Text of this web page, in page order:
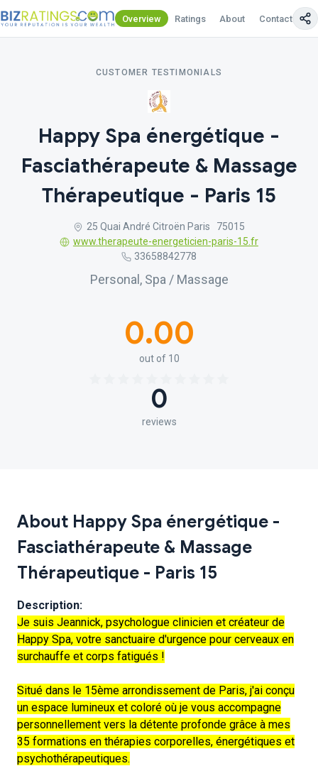
Overview Ratings About Contact Us
CUSTOMER TESTIMONIALS
Happy Spa énergétique -
Fasciathérapeute & Massage
Thérapeutique - Paris 15
25 Quai André Citroën Paris 75015
www.therapeute-energeticien-paris-15.fr
33658842778
Personal, Spa / Massage
0.00
out of 10
0
reviews
About Happy Spa énergétique -
Fasciathérapeute & Massage
Thérapeutique - Paris 15
Description:
Je suis Jeannick, psychologue clinicien et créateur de
Happy Spa, votre sanctuaire d'urgence pour cerveaux en
surchauffe et corps fatigués !
Situé dans le 15ème arrondissement de Paris, j'ai conçu
un espace lumineux et coloré où je vous accompagne
personnellement vers la détente profonde grâce à mes
35 formations en thérapies corporelles, énergétiques et
psychothérapeutiques.